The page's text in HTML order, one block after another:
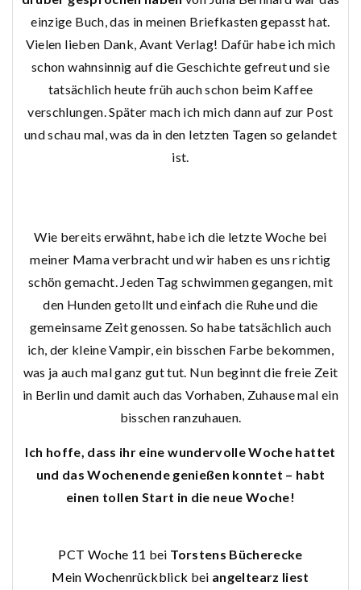
einzige Buch, das in meinen Briefkasten gepasst hat.
Vielen lieben Dank, Avant Verlag! Dafür habe ich mich
schon wahnsinnig auf die Geschichte gefreut und sie
tatsächlich heute früh auch schon beim Kaffee
verschlungen. Später mach ich mich dann auf zur Post
und schau mal, was da in den letzten Tagen so gelandet
ist.
Wie bereits erwähnt, habe ich die letzte Woche bei
meiner Mama verbracht und wir haben es uns richtig
schön gemacht. Jeden Tag schwimmen gegangen, mit
den Hunden getollt und einfach die Ruhe und die
gemeinsame Zeit genossen. So habe tatsächlich auch
ich, der kleine Vampir, ein bisschen Farbe bekommen,
was ja auch mal ganz gut tut. Nun beginnt die freie Zeit
in Berlin und damit auch das Vorhaben, Zuhause mal ein
bisschen ranzuhauen.
Ich hoffe, dass ihr eine wundervolle Woche hattet
und das Wochenende genießen konntet – habt
einen tollen Start in die neue Woche!
PCT Woche 11 bei Torstens Bücherecke
Mein Wochenrückblick bei angeltearz liest